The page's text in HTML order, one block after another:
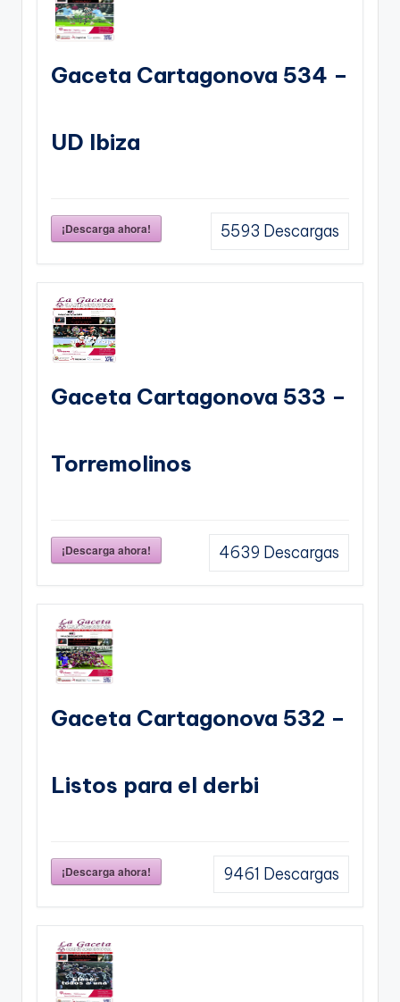
Gaceta Cartagonova 534 –
UD Ibiza
¡Descarga ahora! 5593 Descargas
Gaceta Cartagonova 533 –
Torremolinos
¡Descarga ahora! 4639 Descargas
Gaceta Cartagonova 532 –
Listos para el derbi
¡Descarga ahora! 9461 Descargas